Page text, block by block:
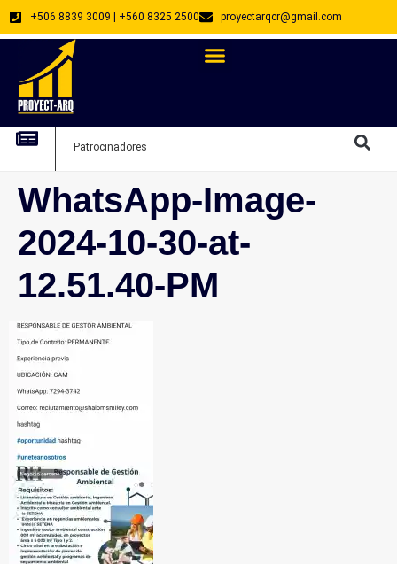
+506 8839 3009 | +560 8325 2500 proyectarqcr@gmail.com
Patrocinadores
WhatsApp-Image-
2024-10-30-at-
12.51.40-PM